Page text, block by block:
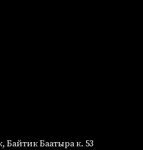
Баатыра к. 53